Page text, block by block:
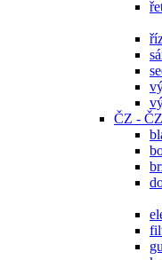
ČZ -